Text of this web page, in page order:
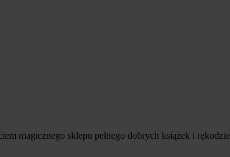
magicznego sklepu pełnego dobrych książek i